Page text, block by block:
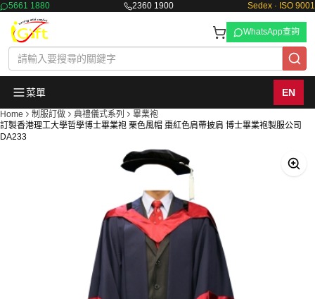
5661 1880 2360 1900 Sedex · ISO 9001
WhatsApp查詢
菜單 EN
Home 制服訂做 典禮儀式系列
畢業袍
訂製香港理工大學哲學博士畢業袍 栗色風帽 棗紅色肩帶披肩 博士畢業袍製服公司
DA233